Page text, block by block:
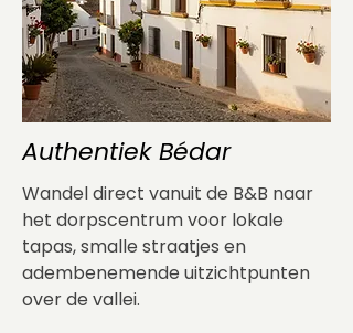
Authentiek Bédar
Wandel direct vanuit de B&B naar
het dorpscentrum voor lokale
tapas, smalle straatjes en
adembenemende uitzichtpunten
over de vallei.